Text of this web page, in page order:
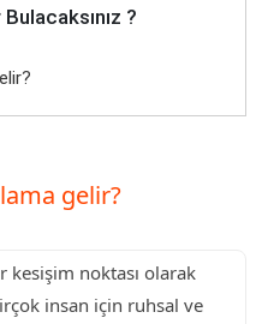
?
gelir?
kesişim noktası olarak
insan için ruhsal ve